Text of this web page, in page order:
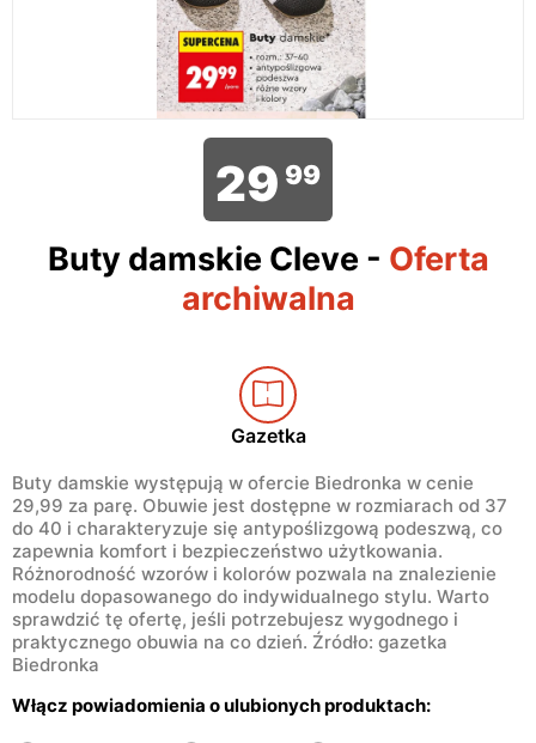
29 99
Buty damskie Cleve - Oferta
archiwalna
Gazetka
Buty damskie występują w ofercie Biedronka w cenie
29,99 za parę. Obuwie jest dostępne w rozmiarach od 37
do 40 i charakteryzuje się antypoślizgową podeszwą, co
zapewnia komfort i bezpieczeństwo użytkowania.
Różnorodność wzorów i kolorów pozwala na znalezienie
modelu dopasowanego do indywidualnego stylu. Warto
sprawdzić tę ofertę, jeśli potrzebujesz wygodnego i
praktycznego obuwia na co dzień. Źródło: gazetka
Biedronka
Włącz powiadomienia o ulubionych produktach: